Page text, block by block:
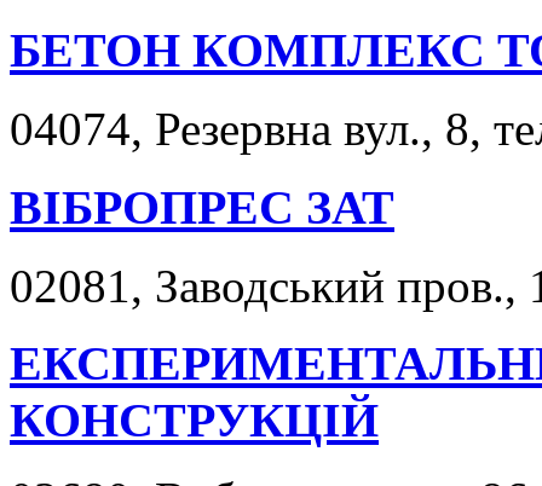
БЕТОН КОМПЛЕКС
04074, Резервна вул., 8,
ВІБРОПРЕС ЗАТ
02081, Заводський пров.,
КОНСТРУКЦІЙ